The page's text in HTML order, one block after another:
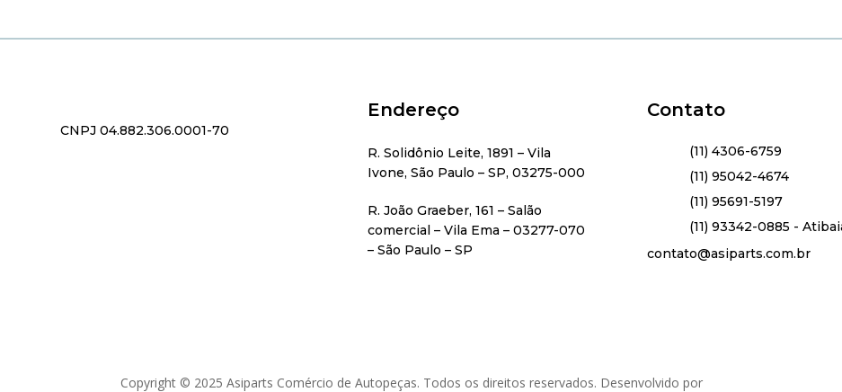
CNPJ 04.882.306.0001-70
Endereço
R. Solidônio Leite, 1891 – Vila
Ivone, São Paulo – SP, 03275-000
R. João Graeber, 161 – Salão
comercial – Vila Ema – 03277-070
– São Paulo – SP
Contato
(11) 4306-6759
(11) 95042-4674
(11) 95691-5197
(11) 93342-0885 -
contato@asiparts.com.br
Copyright © 2025 Asiparts Comércio de Autopeças. Todos os direitos reservados. Desenvolvido por